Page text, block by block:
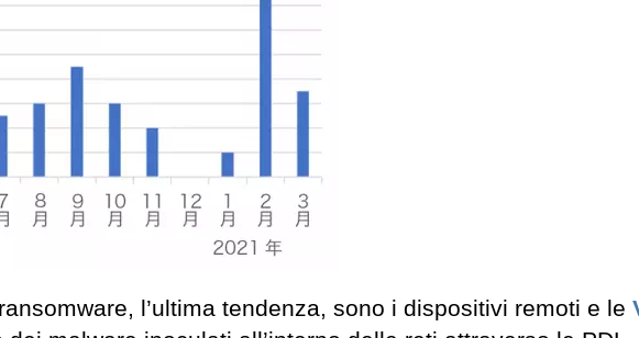
l’ultima tendenza, sono i dispositivi remoti e le